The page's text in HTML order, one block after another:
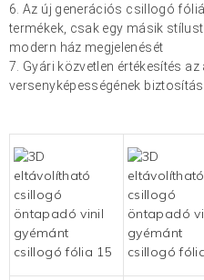
6. Az új generációs csillogó
termékek, csak egy másik
modern ház megjelenését
7. Gyári közvetlen értékesítés
versenyképességének